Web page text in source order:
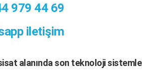
979 44 69
iletişim
alanında son teknoloji